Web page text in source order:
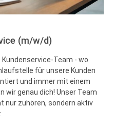
(m/w/d)
Team - wo
für unsere Kunden
und immer mit einem
wir genau dich! Unser Team
nur zuhören, sondern aktiv